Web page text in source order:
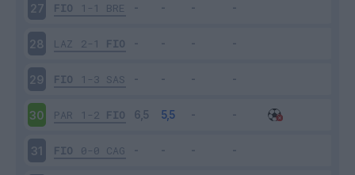
27 FIO 1-1 BRE
28 LAZ 2-1 FIO
29 FIO 1-3 SAS
30 PAR 1-2 FIO
31 FIO 0-0 CAG